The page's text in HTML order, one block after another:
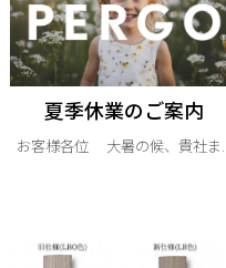
夏季休業のご案内
お客様各位 大暑の候、貴社ま...